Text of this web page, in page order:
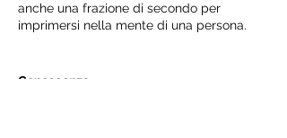
Conoscenza
anche una frazione di secondo per
imprimersi nella mente di una persona.